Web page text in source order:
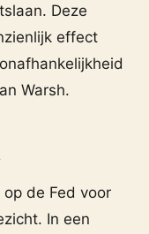
Deze
effect
Warsh.
de Fed voor
In een